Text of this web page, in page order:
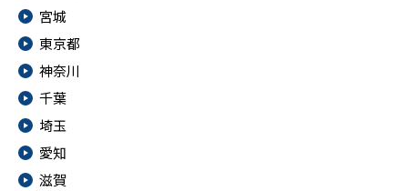
宮城
東京都
神奈川
千葉
埼玉
愛知
滋賀